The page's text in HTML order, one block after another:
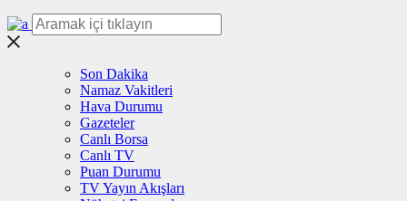
Son Dakika
Namaz Vakitleri
Hava Durumu
Gazeteler
Canlı Borsa
Canlı TV
Puan Durumu
TV Yayın Akışları